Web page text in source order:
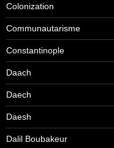
Colonization
Communautarisme
Constantinople
Daach
Daech
Daesh
Dalil Boubakeur